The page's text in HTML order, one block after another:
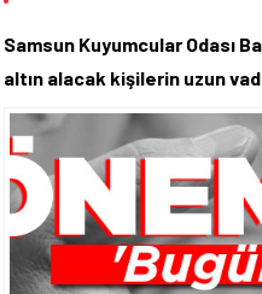
Samsun Kuyumcular Odası
altın alacak kişilerin uzun